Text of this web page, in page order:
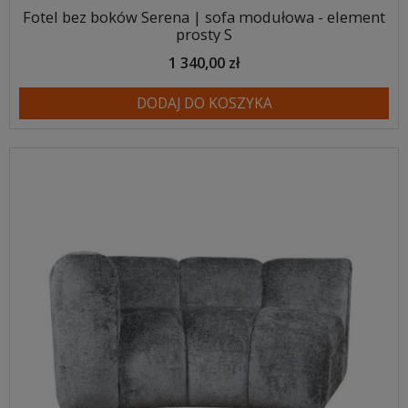
Fotel bez boków Serena | sofa modułowa - element
prosty S
1 340,00 zł
DODAJ DO KOSZYKA